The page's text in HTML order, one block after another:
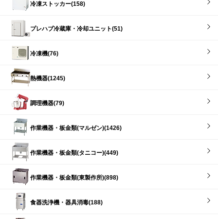
冷凍ストッカー(158)
プレハブ冷蔵庫・冷却ユニット(51)
冷凍機(76)
熱機器(1245)
調理機器(79)
作業機器・板金類(マルゼン)(1426)
作業機器・板金類(タニコー)(449)
作業機器・板金類(東製作所)(898)
食器洗浄機・器具消毒(188)